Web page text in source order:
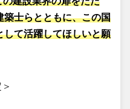
築士らとともに、この国
して活躍してほしいと願